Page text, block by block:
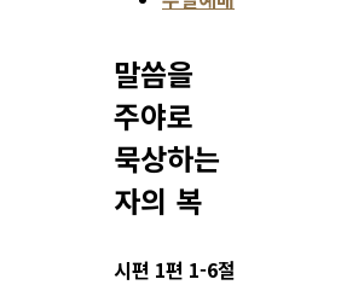
말씀을
주야로
묵상하는
자의 복
시편 1편 1-6절